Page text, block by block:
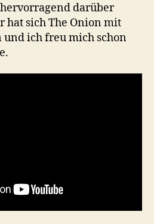
darüber
hat sich The Onion mit
und ich freu mich schon